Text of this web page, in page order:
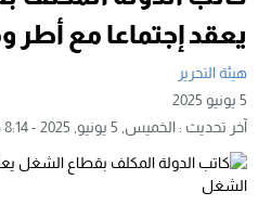
يعقد إجتماعا مع
هيئة التحرير
5 يونيو 2025
آخر تحديث :الخميس, 5 يونيو, 2025 - 8:14 صباحًا